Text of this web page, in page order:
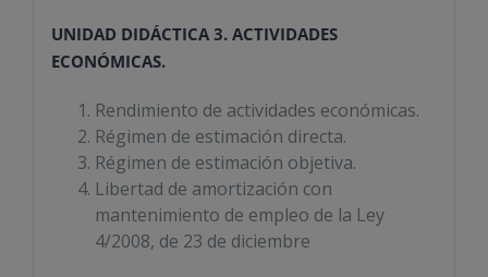
UNIDAD DIDÁCTICA 3. ACTIVIDADES
ECONÓMICAS.
Rendimiento de actividades económicas.
Régimen de estimación directa.
Régimen de estimación objetiva.
Libertad de amortización con
mantenimiento de empleo de la Ley
4/2008, de 23 de diciembre